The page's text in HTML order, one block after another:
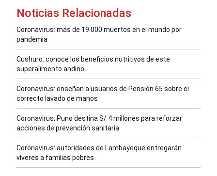
Noticias Relacionadas
Coronavirus: más de 19.000 muertos en el mundo por
pandemia
Cushuro: conoce los beneficios nutritivos de este
superalimento andino
Coronavirus: enseñan a usuarios de Pensión 65 sobre el
correcto lavado de manos
Coronavirus: Puno destina S/ 4 millones para reforzar
acciones de prevención sanitaria
Coronavirus: autoridades de Lambayeque entregarán
víveres a familias pobres